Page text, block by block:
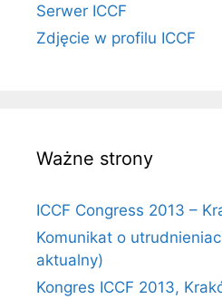
Serwer ICCF
Zdjęcie w profilu ICCF
Ważne strony
ICCF Congress 2013 –
Komunikat o
aktualny)
Kongres ICCF 2013,